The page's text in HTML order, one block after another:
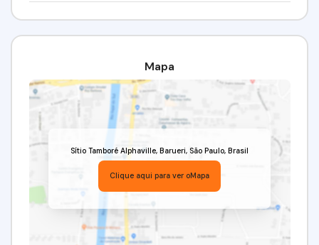
Mapa
Sítio Tamboré Alphaville, Barueri, São Paulo, Brasil
Clique aqui para ver oMapa